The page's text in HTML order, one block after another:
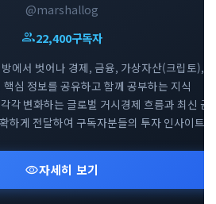
@marshallog
group22,400구독자
에서 벗어나 경제, 금융, 가상자산(크립토),
심 정보를 공유하고 함께 공부하는 지식
각 변화하는 글로벌 거시경제 흐름과 최신 금
하게 전달하여 구독자분들의 투자 인사이트
나누며 함께 성장하는 것을 지향합니다.
렌드 분석을 통해 스마트한 의사결정을 내리고
간입니다.
visibility자세히 보기